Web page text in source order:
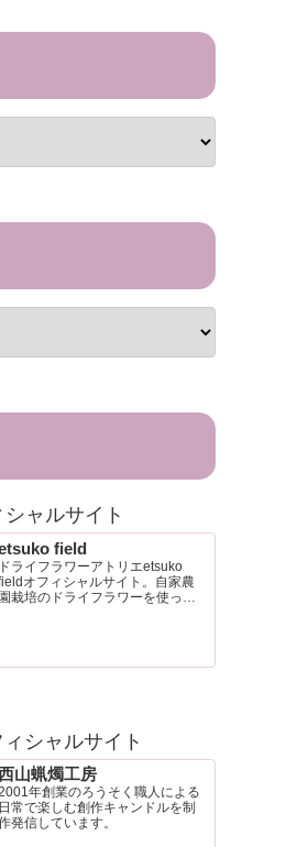
ャルサイト
field
ドライフラワーアトリエetsuko
オフィシャルサイト。自家農
栽培のドライフラワーを使った
シャルサイト
山蝋燭工房
年創業のろうそく職人による
日常で楽しむ創作キャンドルを制
発信しています。